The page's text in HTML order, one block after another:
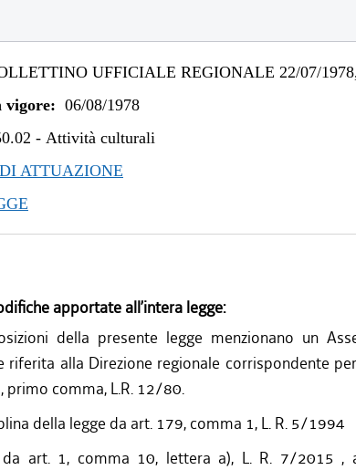
UFFICIALE REGIONALE 22/07/
vigore: 06/08/1978
-Attività culturali
ATTUAZIONE
apportate all’intera legge:
della presente legge menzionano un
riferita alla Direzione regionale corrispondente
primo comma, L.R. 12/80.
della legge da art. 179, comma 1, L. R. 5/1994
da art. 1, comma 10, lettera a), L. R. 7/2015 ,